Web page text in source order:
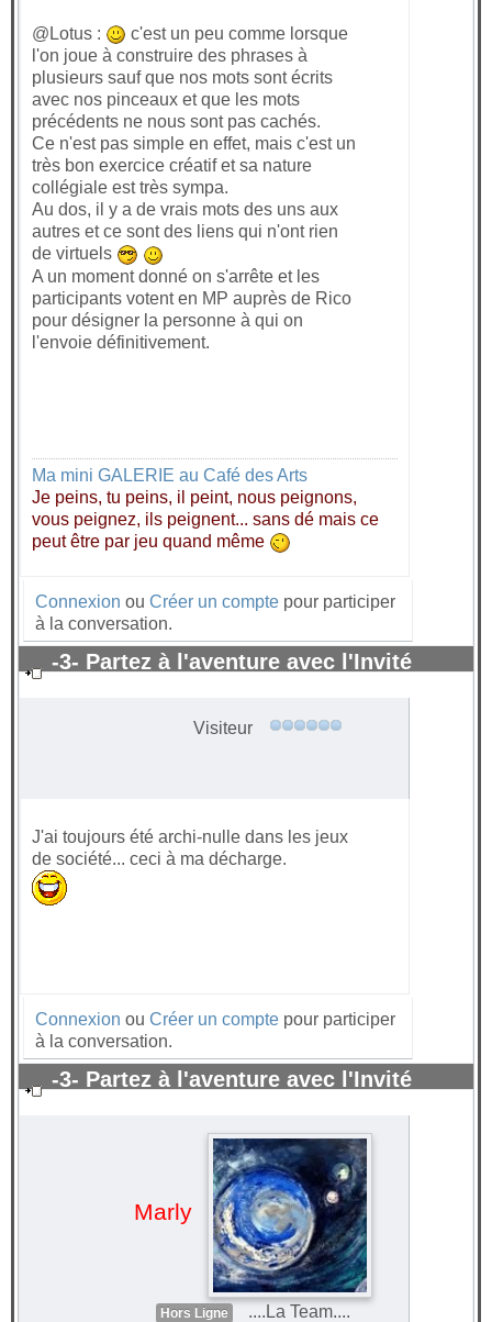
@Lotus :
c'est un peu comme lorsque
l'on joue à construire des phrases à
plusieurs sauf que nos mots sont écrits
avec nos pinceaux et que les mots
précédents ne nous sont pas cachés.
Ce n'est pas simple en effet, mais c'est un
très bon exercice créatif et sa nature
collégiale est très sympa.
Au dos, il y a de vrais mots des uns aux
autres et ce sont des liens qui n'ont rien
de virtuels
A un moment donné on s'arrête et les
participants votent en MP auprès de Rico
pour désigner la personne à qui on
l'envoie définitivement.
Ma mini GALERIE au Café des Arts
Je peins, tu peins, il peint, nous peignons,
vous peignez, ils peignent... sans dé mais ce
peut être par jeu quand même
Connexion ou Créer un compte pour participer
à la conversation.
-3- Partez à l'aventure avec l'Invité
Visiteur
J'ai toujours été archi-nulle dans les jeux
de société... ceci à ma décharge.
Connexion ou Créer un compte pour participer
à la conversation.
-3- Partez à l'aventure avec l'Invité
Marly
Hors Ligne
....La Team....